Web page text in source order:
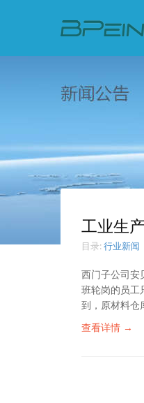
工业生
目录: 行业新闻
西门子公司安
班轮岗的员工
到，原材料仓
查看详情 →